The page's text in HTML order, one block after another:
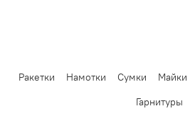
Ракетки Намотки Сумки Майки
Гарнитуры